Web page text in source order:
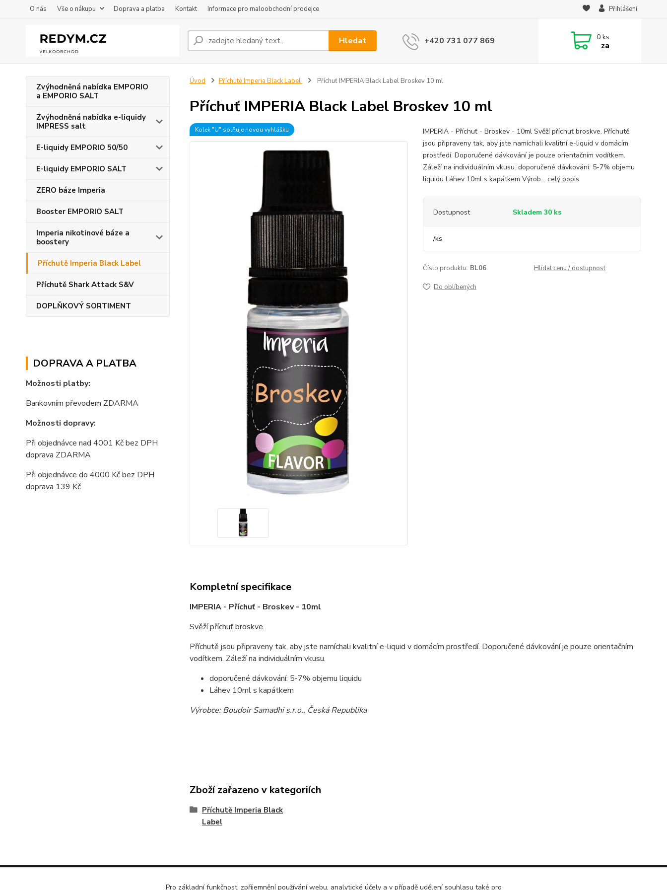
O nás Vše o nákupu Doprava a platba Kontakt Informace pro maloobchodní prodejce Přihlášení
Hledat +420 731 077 869 0 ks
za
Zvýhodněná nabídka EMPORIO
a EMPORIO SALT
Zvýhodněná nabídka e-liquidy
IMPRESS salt
E-liquidy EMPORIO 50/50
E-liquidy EMPORIO SALT
ZERO báze Imperia
Booster EMPORIO SALT
Imperia nikotinové báze a
boostery
Příchutě Imperia Black Label
Příchutě Shark Attack S&V
DOPLŇKOVÝ SORTIMENT
DOPRAVA A PLATBA
Možnosti platby:
Bankovním převodem ZDARMA
Možnosti dopravy:
Při objednávce nad 4001 Kč bez DPH
doprava ZDARMA
Při objednávce do 4000 Kč bez DPH
doprava 139 Kč
Úvod Příchutě Imperia Black Label Příchuť IMPERIA Black Label Broskev 10 ml
Příchuť IMPERIA Black Label Broskev 10 ml
Kolek "U" splňuje novou vyhlášku
IMPERIA - Příchuť - Broskev - 10ml Svěží příchuť broskve. Příchutě
jsou připraveny tak, aby jste namíchali kvalitní e-liquid v domácím
prostředí. Doporučené dávkování je pouze orientačním vodítkem.
Záleží na individuálním vkusu. doporučené dávkování: 5-7% objemu
liquidu Láhev 10ml s kapátkem Výrob... celý popis
Dostupnost Skladem 30 ks
/ks
Číslo produktu: BL06 Hlídat cenu / dostupnost
Do oblíbených
Kompletní specifikace
IMPERIA - Příchuť - Broskev - 10ml
Svěží příchuť broskve.
Příchutě jsou připraveny tak, aby jste namíchali kvalitní e-liquid v domácím prostředí. Doporučené dávkování je pouze orientačním
vodítkem. Záleží na individuálním vkusu.
doporučené dávkování: 5-7% objemu liquidu
Láhev 10ml s kapátkem
Výrobce:Boudoir Samadhi s.r.o., Česká Republika
Zboží zařazeno v kategoriích
Příchutě Imperia Black
Label
Pro základní funkčnost, zpříjemnění používání webu, analytické účely a v případě udělení souhlasu také pro